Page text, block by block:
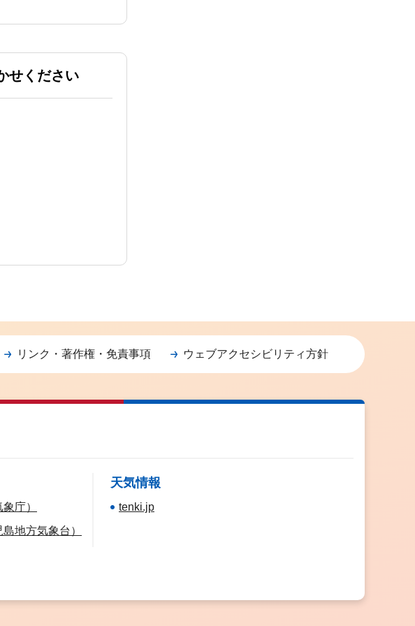
せください
リンク・著作権・免責事項 ウェブアクセシビリティ方針
庁）
地方気象台）
天気情報
tenki.jp